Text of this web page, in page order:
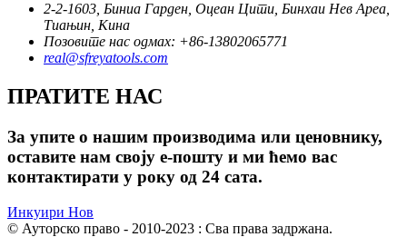
2-2-1603, Биниа Гарден, Оцеан Цити, Бинхаи Нев Ареа,
Тиањин, Кина
Позовите нас одмах: +86-13802065771
real@sfreyatools.com
ПРАТИТЕ НАС
За упите о нашим производима или ценовнику,
оставите нам своју е-пошту и ми ћемо вас
контактирати у року од 24 сата.
Инкуири Нов
© Ауторско право - 2010-2023 : Сва права задржана.